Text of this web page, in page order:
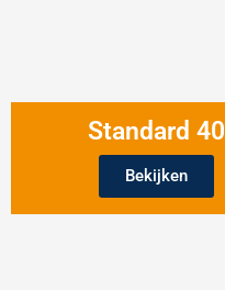
Standard 40
Bekijken